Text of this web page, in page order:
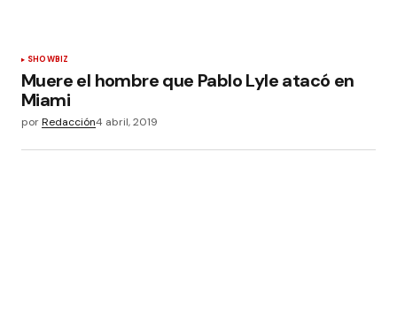
SHOWBIZ
Muere el hombre que Pablo Lyle atacó en
Miami
porRedacción4 abril, 2019